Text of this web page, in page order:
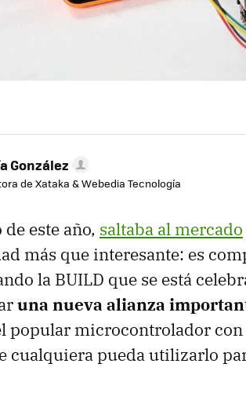
González
de Xataka & Webedia Tecnología
este año, saltaba al mercado
más que interesante: es
la BUILD que se está
una nueva alianza
popular microcontrolador
cualquiera pueda utilizarlo